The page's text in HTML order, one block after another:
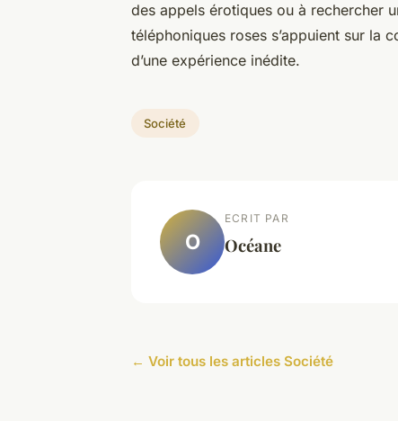
des appels érotiques ou à rechercher
téléphoniques roses s’appuient sur la
d’une expérience inédite.
Société
O
ECRIT PAR
Océane
← Voir tous les articles Société